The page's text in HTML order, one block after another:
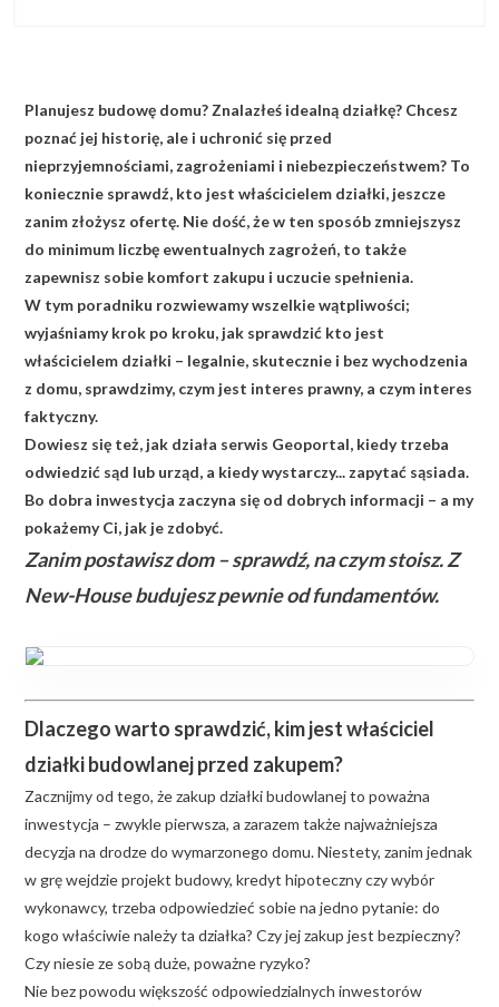
Planujesz budowę domu? Znalazłeś idealną działkę? Chcesz
poznać jej historię, ale i uchronić się przed
nieprzyjemnościami, zagrożeniami i niebezpieczeństwem? To
koniecznie sprawdź, kto jest właścicielem działki, jeszcze
zanim złożysz ofertę. Nie dość, że w ten sposób zmniejszysz
do minimum liczbę ewentualnych zagrożeń, to także
zapewnisz sobie komfort zakupu i uczucie spełnienia.
W tym poradniku rozwiewamy wszelkie wątpliwości;
wyjaśniamy krok po kroku, jak sprawdzić kto jest
właścicielem działki – legalnie, skutecznie i bez wychodzenia
z domu, sprawdzimy, czym jest interes prawny, a czym interes
faktyczny.
Dowiesz się też, jak działa serwis Geoportal, kiedy trzeba
odwiedzić sąd lub urząd, a kiedy wystarczy... zapytać sąsiada.
Bo dobra inwestycja zaczyna się od dobrych informacji – a my
pokażemy Ci, jak je zdobyć.
Zanim postawisz dom – sprawdź, na czym stoisz. Z
New-House budujesz pewnie od fundamentów.
Dlaczego warto sprawdzić, kim jest właściciel
działki budowlanej przed zakupem?
Zacznijmy od tego, że zakup działki budowlanej to poważna
inwestycja – zwykle pierwsza, a zarazem także najważniejsza
decyzja na drodze do wymarzonego domu. Niestety, zanim jednak
w grę wejdzie projekt budowy, kredyt hipoteczny czy wybór
wykonawcy, trzeba odpowiedzieć sobie na jedno pytanie: do
kogo właściwie należy ta działka? Czy jej zakup jest bezpieczny?
Czy niesie ze sobą duże, poważne ryzyko?
Nie bez powodu większość odpowiedzialnych inwestorów